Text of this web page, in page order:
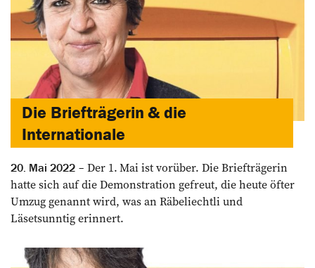
Die Briefträgerin & die
Internationale
20. Mai 2022
Der 1. Mai ist vorüber. Die Briefträgerin
hatte sich auf die Demons­tration gefreut, die heute öfter
Umzug genannt wird, was an Räbeliechtli und
Läsetsunntig erinnert.